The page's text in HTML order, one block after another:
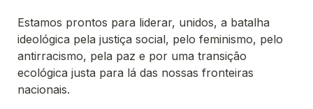
Estamos prontos para liderar, unidos, a batalha
ideológica pela justiça social, pelo feminismo, pelo
antirracismo, pela paz e por uma transição
ecológica justa para lá das nossas fronteiras
nacionais.